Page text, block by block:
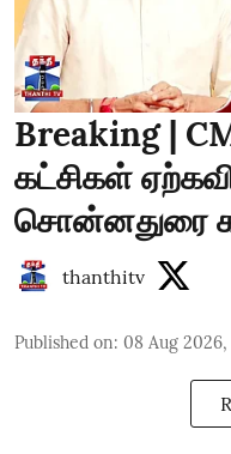
Breaking |
கட்சிகள்
சொன்னதுரை
thanthitv
Published on: 08 Aug 2026,